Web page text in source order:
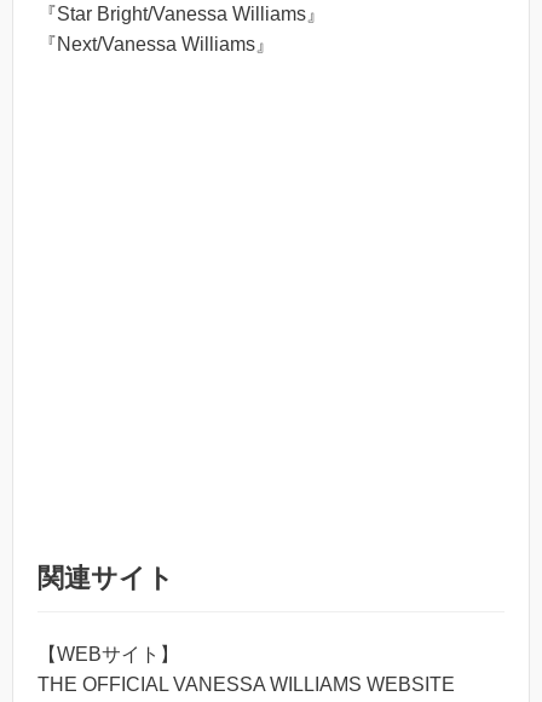
『Star Bright/Vanessa Williams』
『Next/Vanessa Williams』
関連サイト
【WEBサイト】
THE OFFICIAL VANESSA WILLIAMS WEBSITE